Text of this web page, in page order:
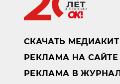
СКАЧАТЬ МЕДИАКИТ
РЕКЛАМА НА САЙТЕ
РЕКЛАМА В